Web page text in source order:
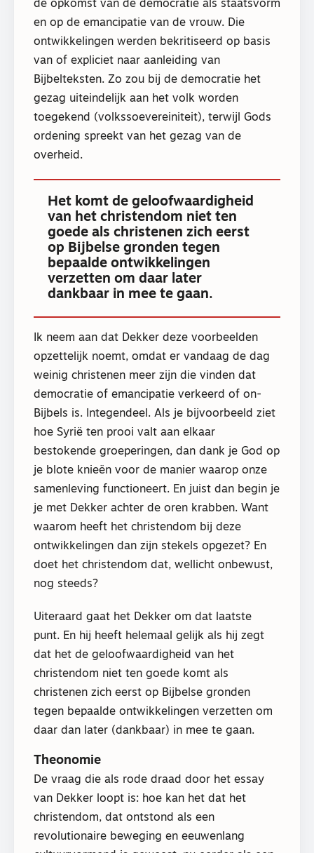
de opkomst van de democratie als staatsvorm
en op de emancipatie van de vrouw. Die
ontwikkelingen werden bekritiseerd op basis
van of expliciet naar aanleiding van
Bijbelteksten. Zo zou bij de democratie het
gezag uiteindelijk aan het volk worden
toegekend (volkssoevereiniteit), terwijl Gods
ordening spreekt van het gezag van de
overheid.
Het komt de geloofwaardigheid
van het christendom niet ten
goede als christenen zich eerst
op Bijbelse gronden tegen
bepaalde ontwikkelingen
verzetten om daar later
dankbaar in mee te gaan.
Ik neem aan dat Dekker deze voorbeelden
opzettelijk noemt, omdat er vandaag de dag
weinig christenen meer zijn die vinden dat
democratie of emancipatie verkeerd of on-
Bijbels is. Integendeel. Als je bijvoorbeeld ziet
hoe Syrië ten prooi valt aan elkaar
bestokende groeperingen, dan dank je God op
je blote knieën voor de manier waarop onze
samenleving functioneert. En juist dan begin je
je met Dekker achter de oren krabben. Want
waarom heeft het christendom bij deze
ontwikkelingen dan zijn stekels opgezet? En
doet het christendom dat, wellicht onbewust,
nog steeds?
Uiteraard gaat het Dekker om dat laatste
punt. En hij heeft helemaal gelijk als hij zegt
dat het de geloofwaardigheid van het
christendom niet ten goede komt als
christenen zich eerst op Bijbelse gronden
tegen bepaalde ontwikkelingen verzetten om
daar dan later (dankbaar) in mee te gaan.
Theonomie
De vraag die als rode draad door het essay
van Dekker loopt is: hoe kan het dat het
christendom, dat ontstond als een
revolutionaire beweging en eeuwenlang